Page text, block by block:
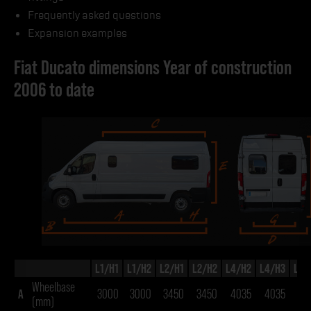
Frequently asked questions
Expansion examples
Fiat Ducato dimensions Year of construction
2006 to date
L1/H1 L1/H2 L2/H1 L2/H2 L4/H2 L4/H3
L5/
A
Wheelbase
(mm)
3000 3000 3450 3450 4035 4035